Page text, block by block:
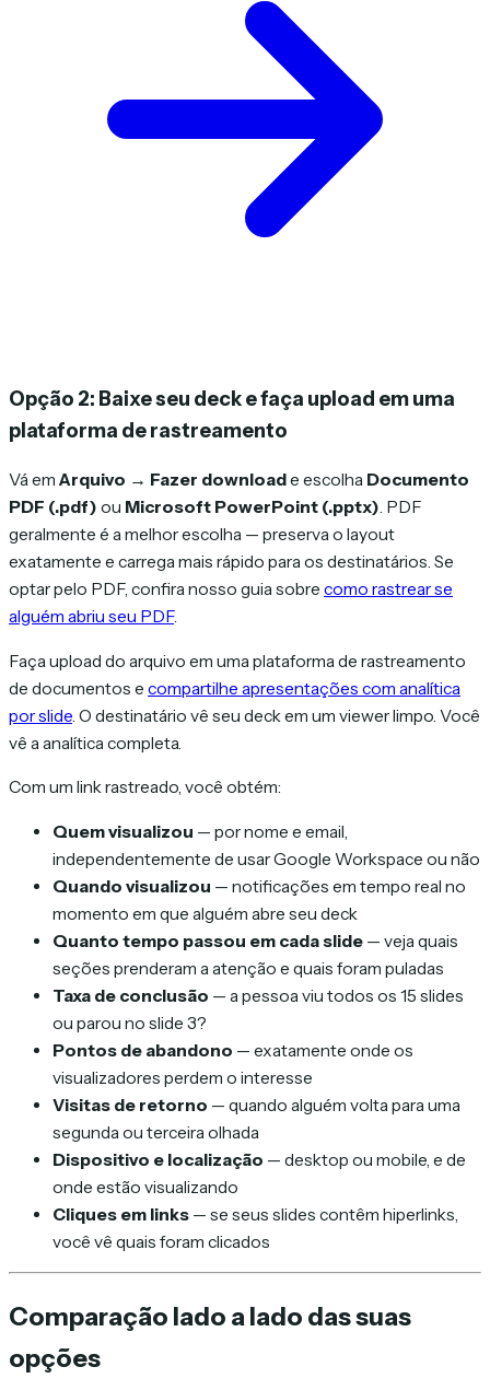
Opção 2: Baixe seu deck e faça upload em uma
plataforma de rastreamento
Vá em Arquivo → Fazer downloade escolha Documento
PDF (.pdf) ou Microsoft PowerPoint (.pptx). PDF
geralmente é a melhor escolha — preserva o layout
exatamente e carrega mais rápido para os destinatários. Se
optar pelo PDF, confira nosso guia sobre como rastrear se
alguém abriu seu PDF.
Faça upload do arquivo em uma plataforma de rastreamento
de documentos e compartilhe apresentações com analítica
por slide . O destinatário vê seu deck em um viewer limpo. Você
vê a analítica completa.
Com um link rastreado, você obtém:
Quem visualizou — por nome e email,
independentemente de usar Google Workspace ou não
Quando visualizou — notificações em tempo real no
momento em que alguém abre seu deck
Quanto tempo passou em cada slide — veja quais
seções prenderam a atenção e quais foram puladas
Taxa de conclusão — a pessoa viu todos os 15 slides
ou parou no slide 3?
Pontos de abandono — exatamente onde os
visualizadores perdem o interesse
Visitas de retorno — quando alguém volta para uma
segunda ou terceira olhada
Dispositivo e localização — desktop ou mobile, e de
onde estão visualizando
Cliques em links — se seus slides contêm hiperlinks,
você vê quais foram clicados
Comparação lado a lado das suas
opções